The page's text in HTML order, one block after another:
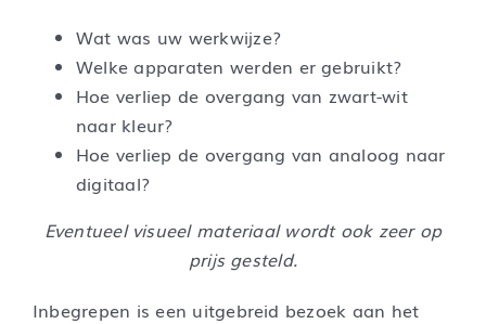
Wat was uw werkwijze?
Welke apparaten werden er gebruikt?
Hoe verliep de overgang van zwart-wit
naar kleur?
Hoe verliep de overgang van analoog naar
digitaal?
Eventueel visueel materiaal wordt ook zeer op
prijs gesteld.
Inbegrepen is een uitgebreid bezoek aan het